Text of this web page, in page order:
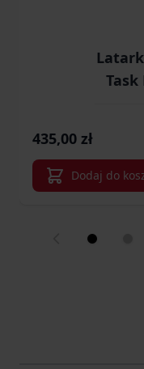
Task
435,00 zł
Dodaj do